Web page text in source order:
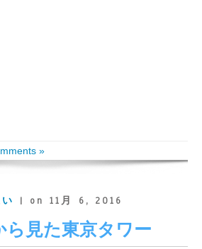
»
| on 11月 6, 2016
見た東京タワー